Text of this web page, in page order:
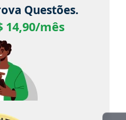
Questões.
14,90/mês